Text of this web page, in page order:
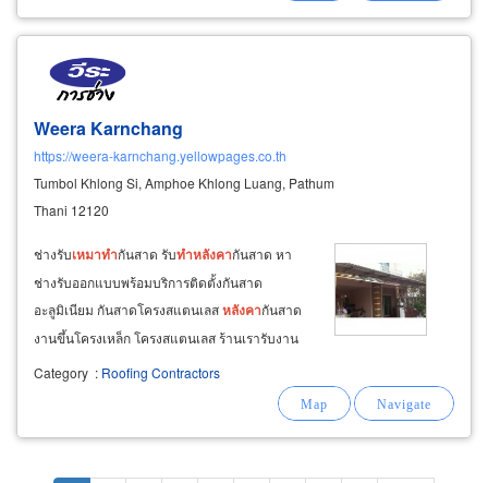
Weera Karnchang
https://weera-karnchang.yellowpages.co.th
Tumbol Khlong Si, Amphoe Khlong Luang, Pathum
Thani 12120
ช่างรับเหมาทำกันสาด รับทำหลังคากันสาด หา
ช่างรับออกแบบพร้อมบริการติดตั้งกันสาด
อะลูมิเนียม กันสาดโครงสแตนเลสหลังคากันสาด
งานขึ้นโครงเหล็ก โครงสแตนเลส ร้านเรารับงาน
ออกแบบติดตั้ง
หลังคากันสาดอะลูมิเนียม งานกัน
ประสิทธิภาพดี ทนแดด ทนลม ทนฝน สามารถบำรุง
Category : Roofing Contractors